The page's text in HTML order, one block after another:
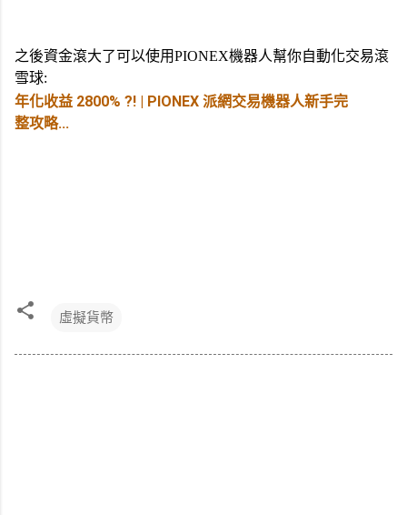
之後資金滾大了可以使用PIONEX機器人幫你自動化交易滾
雪球:
年化收益 2800% ?! | PIONEX 派網交易機器人新手完
整攻略...
虛擬貨幣